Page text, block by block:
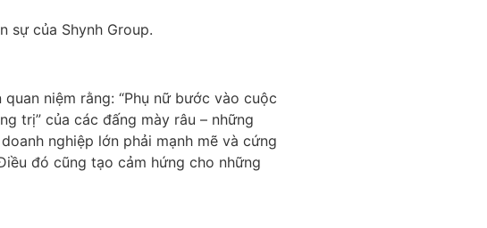
sự của Shynh Group.
niệm rằng: “Phụ nữ bước vào cuộc
trị” của các đấng mày râu – những
nghiệp lớn phải mạnh mẽ và cứng
đó cũng tạo cảm hứng cho những